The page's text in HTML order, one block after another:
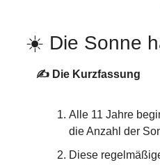
☀️ Die Sonne
✍️ Die Kurzfassung
Alle 11 Jahre
die Anzahl der
Diese